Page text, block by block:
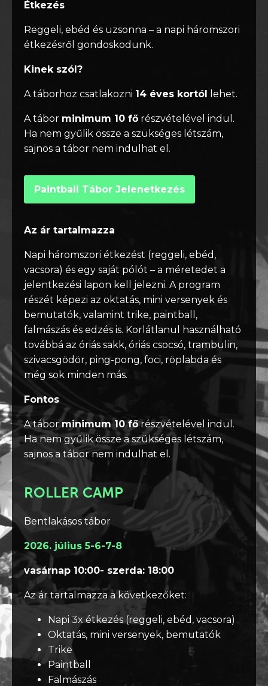
Étkezés
Reggeli, ebéd és uzsonna – a napi háromszori
étkezésről gondoskodunk.
Kinek szól?
A táborhoz csatlakozni 14 éves kortól lehet.
A tábor minimum 10 fő részvételével indul.
Ha nem gyűlik össze a szükséges létszám,
sajnos a tábor nem indulhat el.
Paintball Tábor Jelenetkezés
Az ár tartalmazza
Napi háromszori étkezést (reggeli, ebéd,
vacsora) és egy saját pólót – a méretedet a
jelentkezési lapon kell jelezni. A program
részét képezi az oktatás, mini versenyek és
bemutatók, valamint trike, paintball,
falmászás és edzés is. Korlátlanul használható
továbbá az óriás sakk, óriás csocsó, trambulin,
szivacsgödör, ping-pong, foci, röplabda és
még sok minden más.
Fontos
A táborminimum 10 főrészvételével indul.
Ha nem gyűlik össze a szükséges létszám,
sajnos a tábor nem indulhat el.
ROLLER CAMP
Bentlakásos tábor
2026. július 5-6-7-8
vasárnap 10:00- szerda: 18:00
Az ár tartalmazza a következőket:
Napi 3x étkezés (reggeli, ebéd, vacsora)
Oktatás, mini versenyek, bemutatók
Trike
Paintball
Falmászás